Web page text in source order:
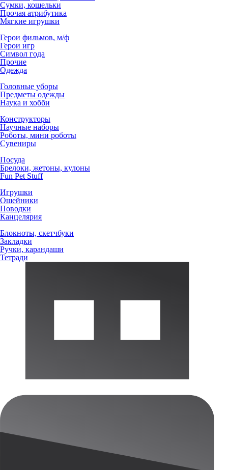
Сумки, кошельки
Прочая атрибутика
Мягкие игрушки
Герои фильмов, м/ф
Герои игр
Символ года
Прочие
Одежда
Головные уборы
Предметы одежды
Наука и хобби
Конструкторы
Научные наборы
Роботы, мини роботы
Сувениры
Посуда
Брелоки, жетоны, кулоны
Fun Pet Stuff
Игрушки
Ошейники
Поводки
Канцелярия
Блокноты, скетчбуки
Закладки
Ручки, карандаши
Тетради